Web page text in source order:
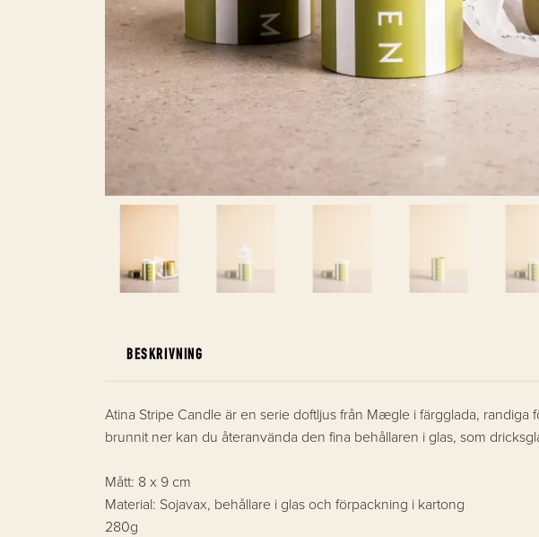
BESKRIVNING
Atina Stripe Candle är en serie doftljus från Mægle i färgglada,
brunnit ner kan du återanvända den fina behållaren i glas, som
Mått: 8 x 9 cm
Material: Sojavax, behållare i glas och förpackning i kartong
280g